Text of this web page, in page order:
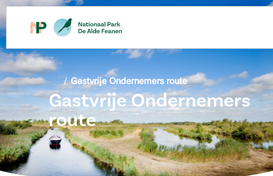
/ Gastvrije Ondernemers route
Gastvrije Ondernemers
route